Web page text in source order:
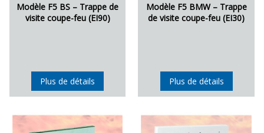
Modèle F5 BS – Trappe de
visite coupe-feu (EI90)
Plus de détails
Modèle F5 BMW – Trappe
de visite coupe-feu (EI30)
Plus de détails